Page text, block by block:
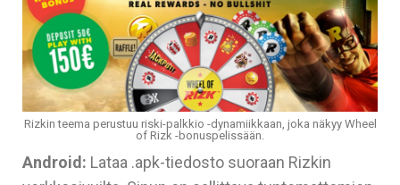
Rizkin teema perustuu riski-palkkio -dynamiikkaan, joka näkyy Wheel
of Rizk -bonuspelissään.
Android: Lataa .apk-tiedosto suoraan Rizkin